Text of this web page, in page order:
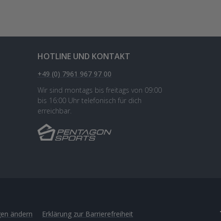
HOTLINE UND KONTAKT
+49 (0) 7961 967 97 00
Wir sind montags bis freitags von 09:00
bis 16:00 Uhr telefonisch für dich
erreichbar.
ändern Erklärung zur Barrierefreiheit